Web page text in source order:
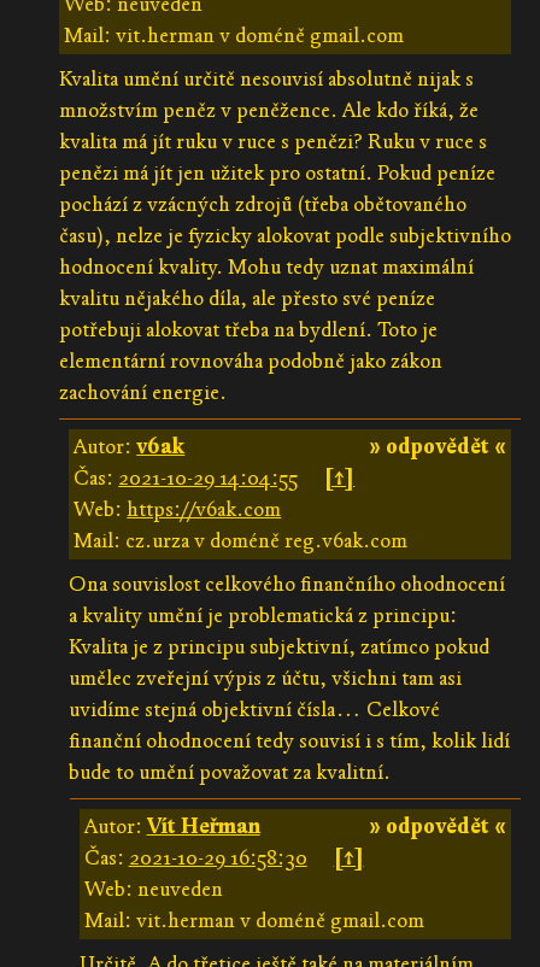
Mail: vit.herman v doméně gmail.com
Kvalita umění určitě nesouvisí absolutně nijak s
množstvím peněz v peněžence. Ale kdo říká, že
kvalita má jít ruku v ruce s penězi? Ruku v ruce s
penězi má jít jen užitek pro ostatní. Pokud peníze
pochází z vzácných zdrojů (třeba obětovaného
času), nelze je fyzicky alokovat podle subjektivního
hodnocení kvality. Mohu tedy uznat maximální
kvalitu nějakého díla, ale přesto své peníze
potřebuji alokovat třeba na bydlení. Toto je
elementární rovnováha podobně jako zákon
zachování energie.
» odpovědět «
Autor:v6ak
Čas: 2021-10-29 14:04:55
[↑]
Web:https://v6ak.com
Mail: cz.urza v doméně reg.v6ak.com
Ona souvislost celkového finančního ohodnocení
a kvality umění je problematická z principu:
Kvalita je z principu subjektivní, zatímco pokud
umělec zveřejní výpis z účtu, všichni tam asi
uvidíme stejná objektivní čísla… Celkové
finanční ohodnocení tedy souvisí i s tím, kolik lidí
bude to umění považovat za kvalitní.
» odpovědět «
Autor:Vít Heřman
Čas: 2021-10-29 16:58:30
[↑]
Web: neuveden
Mail: vit.herman v doméně gmail.com